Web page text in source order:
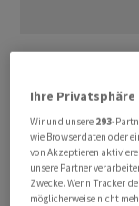
0,2 Prozent
um revidiert 0,1
April um 0,5
Ohne die
Ihre
Wir und unsere 293-
wie Browserdaten oder
von Akzeptieren
unsere Partner
Zwecke. Wenn Tracker
möglicherweise nicht